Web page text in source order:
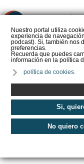
Nuestro portal utiliza
experiencia de
podcast). Si, también nos
preferencias.
Recuerda que puedes
información en la política
política de cookies.
Si,
No quiero
Inicio
Inmafair - Instalación y
Inmafair -